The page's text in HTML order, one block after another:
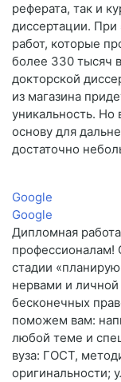
реферата, так и
диссертации. При
работ, которые
более 330 тысяч
докторской
из магазина
уникальность.
основу для
достаточно
Google
Google
Дипломная
профессионалам!
стадии
нервами и
бесконечных
поможем вам:
любой теме и
вуза: ГОСТ,
оригинальности;